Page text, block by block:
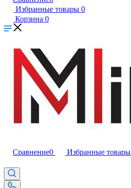
Избранные товары 0
Корзина 0
Сравнение0 Избранные товары